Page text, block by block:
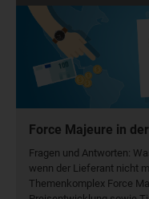
Force Majeure in
Fragen und Antworten:
wenn der Lieferant nicht
Themenkomplex Force